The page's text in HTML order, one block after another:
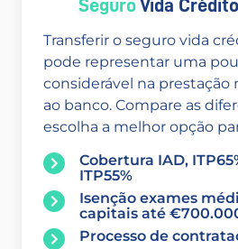
SeguroVida
Transferir o seguro vida
pode representar uma
considerável na prestação
ao banco. Compare as
escolha a melhor opção
Cobertura IAD,
ITP55%
Isenção exames
capitais até
Processo de